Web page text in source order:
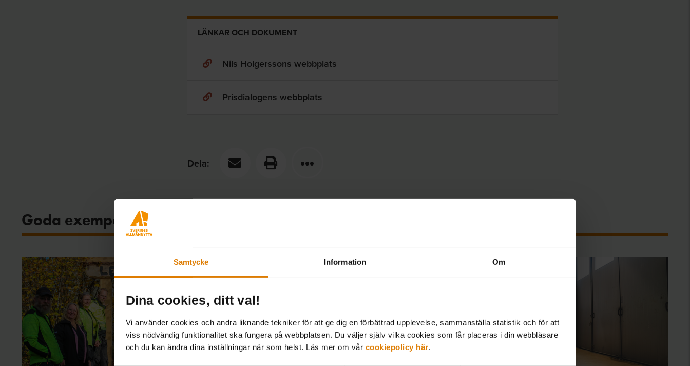
Samtycke Information Om
Dina cookies, ditt val!
Vi använder cookies och andra liknande tekniker för att ge dig en förbättrad upplevelse, sammanställa statistik och för att
viss nödvändig funktionalitet ska fungera på webbplatsen. Du väljer själv vilka cookies som får placeras i din webbläsare
och du kan ändra dina inställningar när som helst. Läs mer om vår cookiepolicy här.
LÄNKAR OCH DOKUMENT
Nils Holgerssons webbplats
Prisdialogens webbplats
Dela:
Goda exempel från Allmännyttan